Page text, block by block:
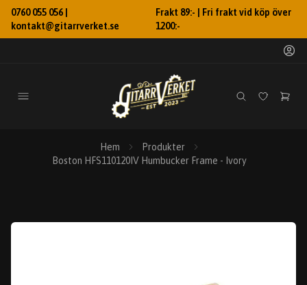
0760 055 056 |
kontakt@gitarrverket.se
Frakt 89:- | Fri frakt vid köp över
1200:-
Hem
Produkter
Boston HFS110120IV Humbucker Frame - Ivory